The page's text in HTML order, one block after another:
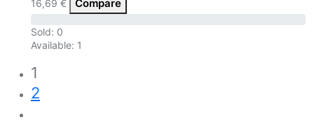
16,69 € Compare
Sold: 0
Available: 1
1
2